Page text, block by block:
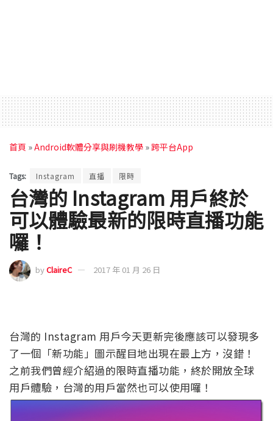
首頁 »Android軟體分享與刷機教學 » 跨平台App
Tags: Instagram 直播 限時
台灣的 Instagram 用戶終於
可以體驗最新的限時直播功能
囉！
byClaireC 2017 年 01 月 26 日
台灣的 Instagram 用戶今天更新完後應該可以發現多
了一個「新功能」圖示醒目地出現在最上方，沒錯！
之前我們曾經介紹過的限時直播功能，終於開放全球
用戶體驗，台灣的用戶當然也可以使用囉！